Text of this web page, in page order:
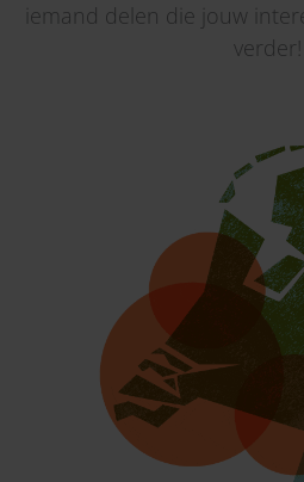
iemand delen die jouw
verder!